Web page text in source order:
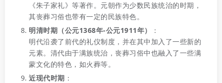
《朱子家礼》等著作。元朝作为少数民族统治的时期，
其丧葬习俗也带有一定的民族特色。
明清时期（公元1368年-公元1911年）
：
明代沿袭了前代的礼仪制度，并在其中加入了一些新的
元素。清代由于满族统治，丧葬习俗中也融入了一些满
蒙文化的特色，如火葬等。
近现代时期 ：